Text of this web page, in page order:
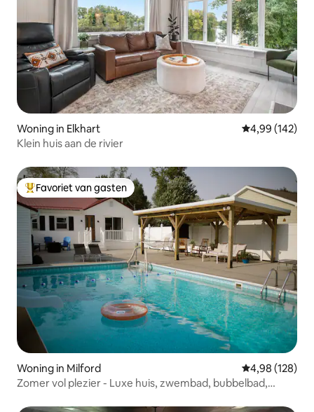
Woning in Elkhart Gemiddelde
4,99 (142)
Klein huis aan de rivier
Topfavoriet van gasten
Favoriet van gasten
Woning in Milford Gemiddelde
4,98 (128)
Zomer vol plezier - Luxe huis, zwembad, bubbelbad,